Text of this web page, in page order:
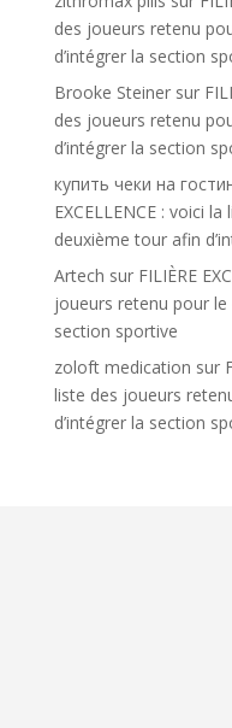
des joueurs retenu
d’intégrer la section
Brooke Steinersur
des joueurs retenu
d’intégrer la section
купить чеки на
EXCELLENCE : voici
deuxième tour afin
Artech sur FILIÈRE
joueurs retenu pour le
section sportive
zoloft medication sur
liste des joueurs
d’intégrer la section